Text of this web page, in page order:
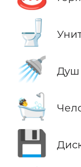
🚽
🚿 Душ
🛀
💾